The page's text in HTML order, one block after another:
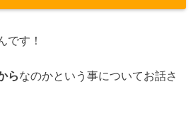
です！
らなのかという事についてお話さ